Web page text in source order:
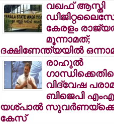
വഖഫ് ആസ്തി
കേരളം
മൂന്നാമത്;
ദക്ഷിണേന്ത്യയില്‍
രാഹുല്‍
വിദ്വേഷ
ബിജെപി
യശ്പാല്‍
കേസ്